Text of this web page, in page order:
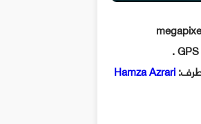
Hamza Azrari طرف